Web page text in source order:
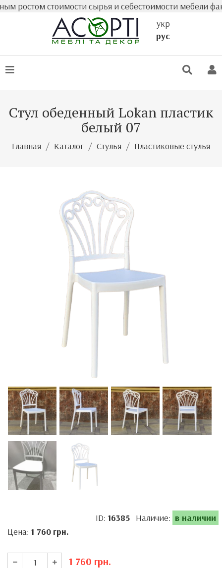
стоимости сырья и себестоимости мебели
укр
рус
Стул обеденный Lokan пластик
белый 07
Главная Каталог Стулья Пластиковые стулья
ID: 16385Наличие: в наличии
Цена: 1 760 грн.
1 760 грн.